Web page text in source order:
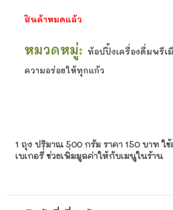
สินค้าหมดแล้ว
หมวดหมู่:
ท้อปปิ้งเครื่องดื่มพรีเ
ความอร่อยให้ทุกแก้ว
1 ถุง ปริมาณ 500 กรัม ราคา 150 บาท ใ
เบเกอรี่ ช่วยเพิ่มมูลค่าให้กับเมนูในร้าน